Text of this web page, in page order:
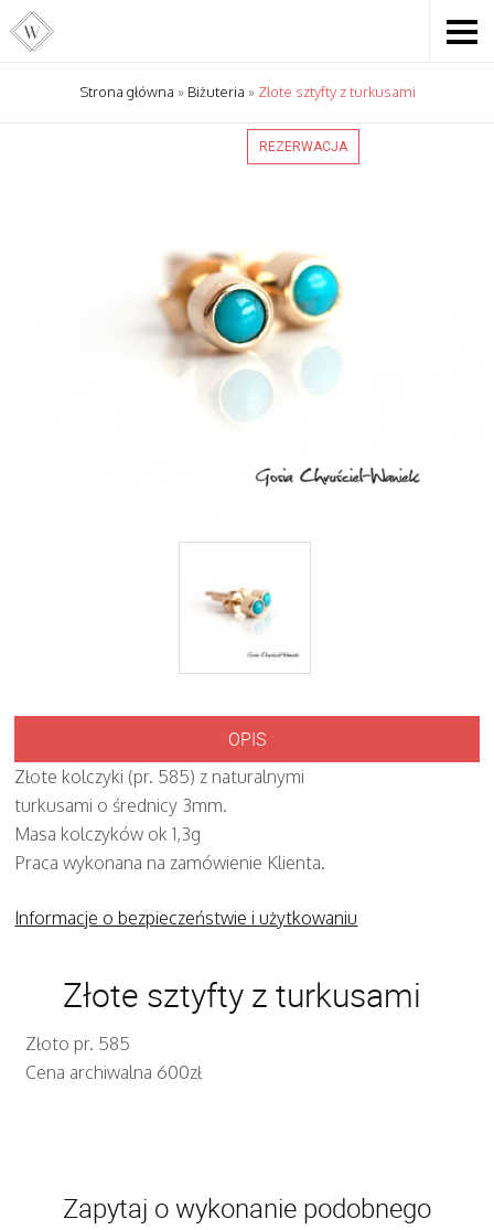
Strona główna » Biżuteria » Złote sztyfty z turkusami
REZERWACJA
OPIS
Złote kolczyki (pr. 585) z naturalnymi
turkusami o średnicy 3mm.
Masa kolczyków ok 1,3g
Praca wykonana na zamówienie Klienta.
Informacje o bezpieczeństwie i użytkowaniu
Złote sztyfty z turkusami
Złoto pr. 585
Cena archiwalna 600zł
Zapytaj o wykonanie podobnego